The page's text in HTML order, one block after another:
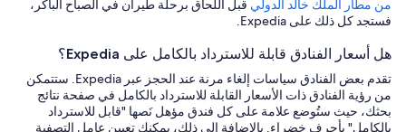
من مطار الملك خالد الدولي قبل اللحاق برحلة طيران في الصباح الباكر،
فستجد كل ذلك على Expedia.
هل أسعار الفنادق قابلة للاسترداد بالكامل على Expedia؟
تقدم بعض الفنادق سياسات إلغاء مرنة عند الحجز عبر Expedia. ستتمكن
من رؤية الفنادق ذات الأسعار القابلة للاسترداد بالكامل في صفحة نتائج
بحثك، حيث ستُوضع علامة على كل فندق مؤهل نَصها "قابل للاسترداد
بالكامل" بأحرف خضراء. بالإضافة إلى ذلك، يمكنك تعيين عامل التصفية